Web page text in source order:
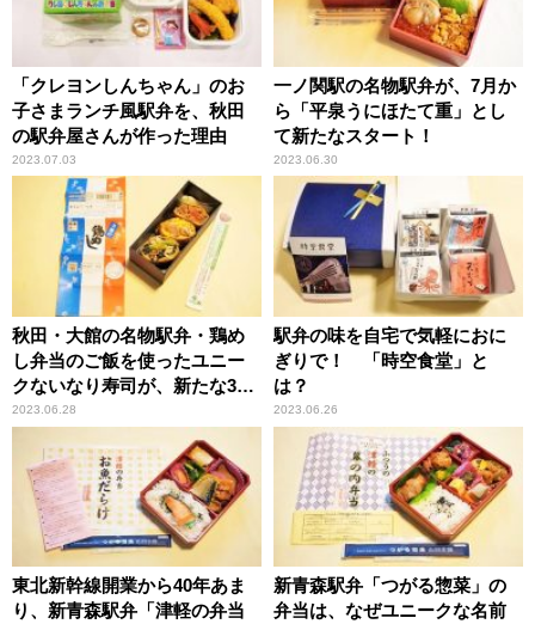
「クレヨンしんちゃん」のお
子さまランチ風駅弁を、秋田
の駅弁屋さんが作った理由
2023.07.03
一ノ関駅の名物駅弁が、7月か
ら「平泉うにほたて重」とし
て新たなスタート！
2023.06.30
秋田・大館の名物駅弁・鶏め
し弁当のご飯を使ったユニー
クないなり寿司が、新たな3つ
の味に！
2023.06.28
駅弁の味を自宅で気軽におに
ぎりで！ 「時空食堂」と
は？
2023.06.26
東北新幹線開業から40年あま
り、新青森駅弁「津軽の弁当
新青森駅弁「つがる惣菜」の
弁当は、なぜユニークな名前